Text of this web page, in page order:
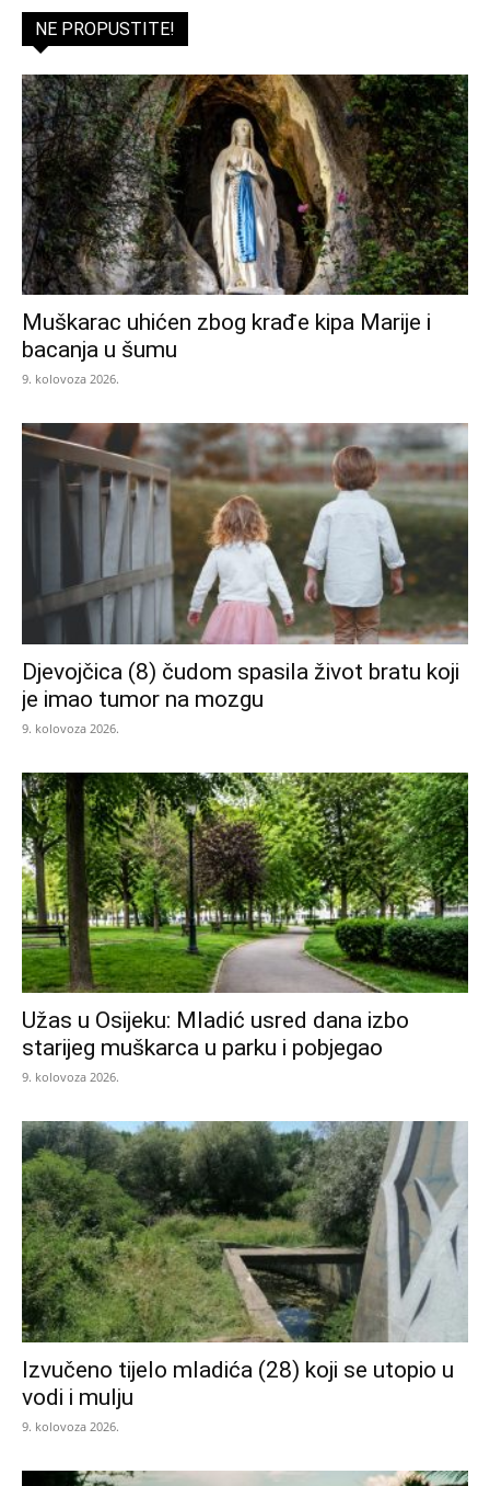
NE PROPUSTITE!
Muškarac uhićen zbog krađe kipa Marije i
bacanja u šumu
9. kolovoza 2026.
Djevojčica (8) čudom spasila život bratu koji
je imao tumor na mozgu
9. kolovoza 2026.
Užas u Osijeku: Mladić usred dana izbo
starijeg muškarca u parku i pobjegao
9. kolovoza 2026.
Izvučeno tijelo mladića (28) koji se utopio u
vodi i mulju
9. kolovoza 2026.